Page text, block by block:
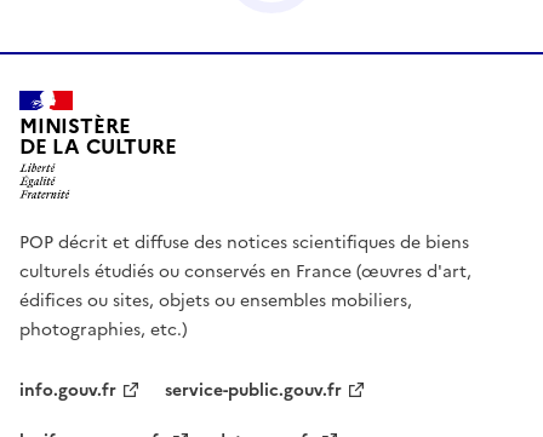
MINISTÈRE
DE LA CULTURE
POP décrit et diffuse des notices scientifiques de biens
culturels étudiés ou conservés en France (œuvres d'art,
édifices ou sites, objets ou ensembles mobiliers,
photographies, etc.)
info.gouv.fr
service-public.gouv.fr